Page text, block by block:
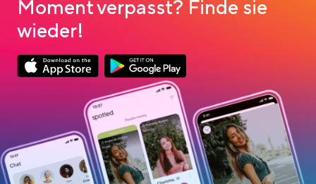
Moment verpasst? Finde sie
wieder!
Link opens in a new tabLink opens in a new tab
Google Play Download